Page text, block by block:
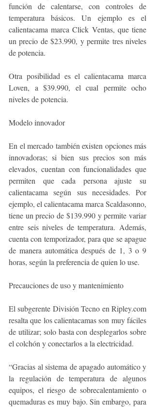
función de calentarse, con controles de
temperatura básicos. Un ejemplo es el
calientacama marca Click Ventas, que tiene
un precio de $23.990, y permite tres niveles
de potencia.
Otra posibilidad es el calientacama marca
Loven, a $39.990, el cual permite ocho
niveles de potencia.
Modelo innovador
En el mercado también existen opciones más
innovadoras; si bien sus precios son más
elevados, cuentan con funcionalidades que
permiten que cada persona ajuste su
calientacama según sus necesidades. Por
ejemplo, el calientacama marca Scaldasonno,
tiene un precio de $139.990 y permite variar
entre seis niveles de temperatura. Además,
cuenta con temporizador, para que se apague
de manera automática después de 1, 3 o 9
horas, según la preferencia de quien lo use.
Precauciones de uso y mantenimiento
El subgerente División Tecno en Ripley.com
resalta que los calientacamas son muy fáciles
de utilizar; solo basta con desplegarlos sobre
el colchón y conectarlos a la electricidad.
“Gracias al sistema de apagado automático y
la regulación de temperatura de algunos
equipos, el riesgo de sobrecalentamiento o
quemaduras es muy bajo. Sin embargo, para